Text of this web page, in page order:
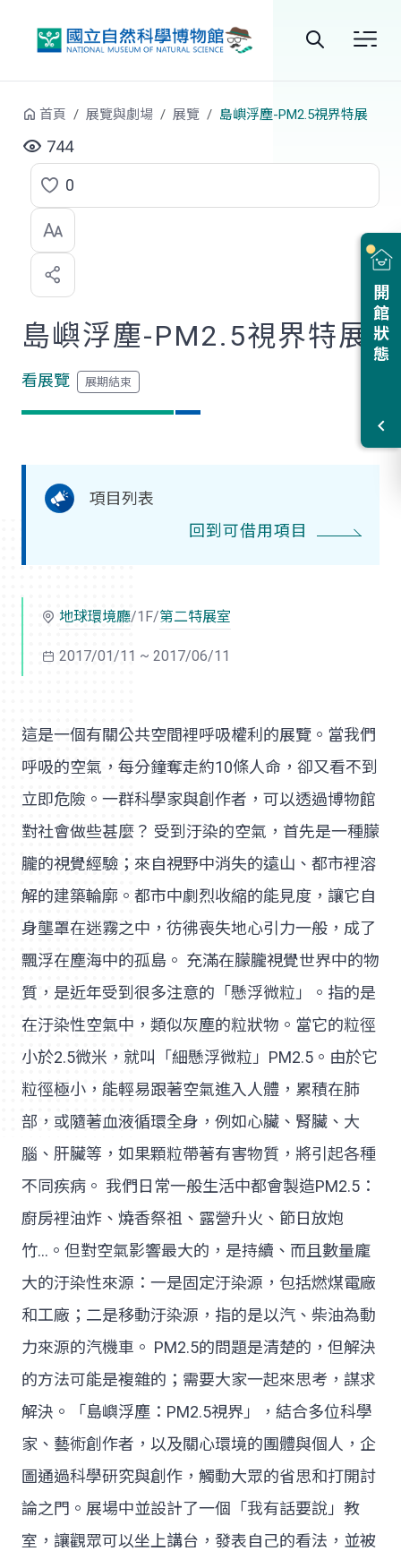
站
尋
開館狀態
首頁 展覽與劇場 展覽 島嶼浮塵-PM2.5視界特展
744
點
選
喜
歡
0
島嶼浮塵-PM2.5視界特展
看展覽
項目列表
回到可借用項目
地球環境廳/1F/第二特展室
2017/01/11 ~ 2017/06/11
這是一個有關公共空間裡呼吸權利的展覽。當我們
呼吸的空氣，每分鐘奪走約10條人命，卻又看不到
立即危險。一群科學家與創作者，可以透過博物館
對社會做些甚麼？ 受到汙染的空氣，首先是一種朦
朧的視覺經驗；來自視野中消失的遠山、都市裡溶
解的建築輪廓。都市中劇烈收縮的能見度，讓它自
身壟罩在迷霧之中，彷彿喪失地心引力一般，成了
飄浮在塵海中的孤島。 充滿在朦朧視覺世界中的物
質，是近年受到很多注意的「懸浮微粒」。指的是
在汙染性空氣中，類似灰塵的粒狀物。當它的粒徑
小於2.5微米，就叫「細懸浮微粒」PM2.5。由於它
粒徑極小，能輕易跟著空氣進入人體，累積在肺
部，或隨著血液循環全身，例如心臟、腎臟、大
腦、肝臟等，如果顆粒帶著有害物質，將引起各種
不同疾病。 我們日常一般生活中都會製造PM2.5：
廚房裡油炸、燒香祭祖、露營升火、節日放炮
竹…。但對空氣影響最大的，是持續、而且數量龐
大的汙染性來源：一是固定汙染源，包括燃煤電廠
和工廠；二是移動汙染源，指的是以汽、柴油為動
力來源的汽機車。 PM2.5的問題是清楚的，但解決
的方法可能是複雜的；需要大家一起來思考，謀求
解決。「島嶼浮塵：PM2.5視界」，結合多位科學
家、藝術創作者，以及關心環境的團體與個人，企
圖通過科學研究與創作，觸動大眾的省思和打開討
論之門。展場中並設計了一個「我有話要說」教
室，讓觀眾可以坐上講台，發表自己的看法，並被